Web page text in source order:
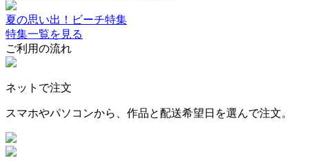
夏の思い出！ビーチ特集
特集一覧を見る
ご利用の流れ
ネットで注文
スマホやパソコンから、作品と配送希望日を選んで注文。